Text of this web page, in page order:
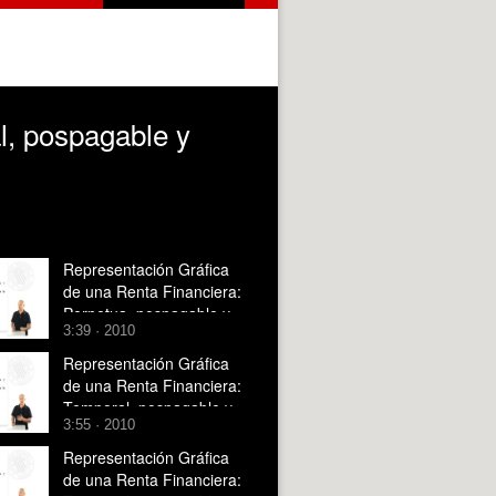
pospagable y
Representación Gráfica
de una Renta Financiera:
Perpetua, pospagable y
constante.
3:39 · 2010
Representación Gráfica
de una Renta Financiera:
Temporal, pospagable y
variable en progresión
aritmética.
3:55 · 2010
Representación Gráfica
de una Renta Financiera: